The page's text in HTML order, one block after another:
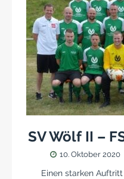
SV Wölf II –
10. Oktober 2020
Einen starken